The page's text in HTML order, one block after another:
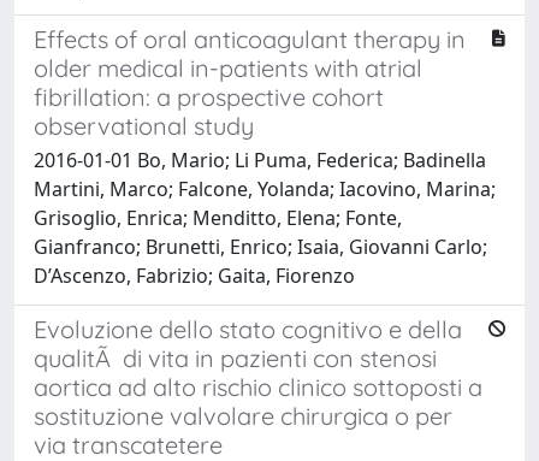
Effects of oral anticoagulant therapy in
older medical in-patients with atrial
fibrillation: a prospective cohort
observational study
2016-01-01 Bo, Mario; Li Puma, Federica; Badinella
Martini, Marco; Falcone, Yolanda; Iacovino, Marina;
Grisoglio, Enrica; Menditto, Elena; Fonte,
Gianfranco; Brunetti, Enrico; Isaia, Giovanni Carlo;
D’Ascenzo, Fabrizio; Gaita, Fiorenzo
Evoluzione dello stato cognitivo e della
qualitÃ di vita in pazienti con stenosi
aortica ad alto rischio clinico sottoposti a
sostituzione valvolare chirurgica o per
via transcatetere